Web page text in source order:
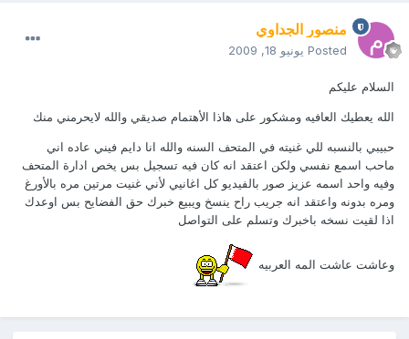
منصور الجداوي
Posted يونيو 18, 2009
السلام عليكم
الله يعطيك العافيه ومشكور على هاذا الأهتمام صديقي والله لايحرمني منك
حبيبي بالنسبه للي غنيته في المتحف السنه والله انا دايم فيني عاده اني
ماحب اسمع نفسي ولكن اعتقد انه كان فيه تسجيل بس يخص ادارة المتحف
وفيه واحد اسمه عزيز صور بالفيديو كل اغانيي لأني غنيت مرتين مره بالأورغ
ومره بدونه واعتقد انه جريب راح ينسخ ويبيع خبرك حق الفضايح بس اوعدك
اذا لقيت نسخه باخبرك وتسلم على التواصل
وعاشت عاشت المه العربيه